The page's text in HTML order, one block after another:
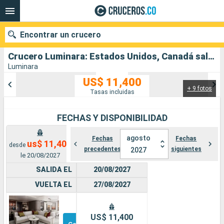
Crucero Luminara: Estados Unidos, Canadá salida desde Whittier
Luminara
+ 9 fotos
US$ 11,400
Tasas incluidas
FECHAS Y DISPONIBILIDAD
desde us$ 11,400
le 20/08/2027
Fechas
precedentes
agosto
2027
Fechas
siguientes
SALIDA EL
VUELTA EL
Otros
20/08/2027
27/08/2027
US$ 11,400
Encontrar un crucero
Puertos Compañías
Buscar